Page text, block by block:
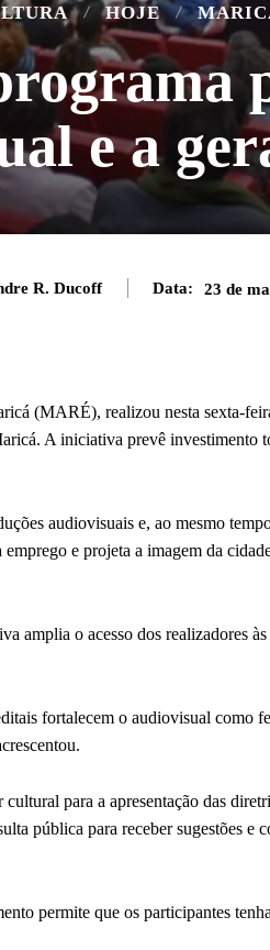
HOJE
e a
R. Ducoff Data: 23 de
(MARÉ), realizou nesta sexta-
A iniciativa prevê investimento
audiovisuais e, ao mesmo
e projeta a imagem da
amplia o acesso dos realizadores
fortalecem o audiovisual como
para a apresentação das
pública para receber sugestões e
permite que os participantes